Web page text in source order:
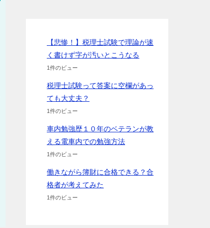
【悲惨！】税理士試験で理論が速
く書けず字が汚いとこうなる
1件のビュー
税理士試験って答案に空欄があっ
ても大丈夫？
1件のビュー
車内勉強歴１０年のベテランが教
える電車内での勉強方法
1件のビュー
働きながら簿財に合格できる？合
格者が考えてみた
1件のビュー